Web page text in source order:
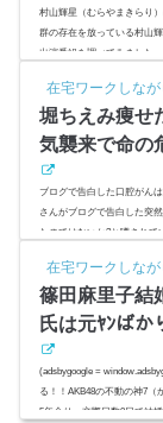
村山輝星（むらやまきらり
群の存在を放っている村山
出演番組を調べてみました。
sbygoogle =
在宅ワークしな
堀ちえみ痩せ
気襲来で命の
ブログで告白した口腔がん
さんがブログで告白した突
たのではないか?と噂されて
nt: "ca-pub-
在宅ワークしな
篠田麻里子結
氏は元ﾔﾝばか
(adsbygoogle =
る！！AKB48の不動の神7
5年余り。交際日数0日で結